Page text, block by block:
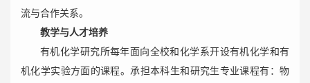
流与合作关系。
教学与人才培养
有机化学研究所每年面向全校和化学系开设有机化学和有
机化学实验方面的课程。承担本科生和研究生专业课程有：物